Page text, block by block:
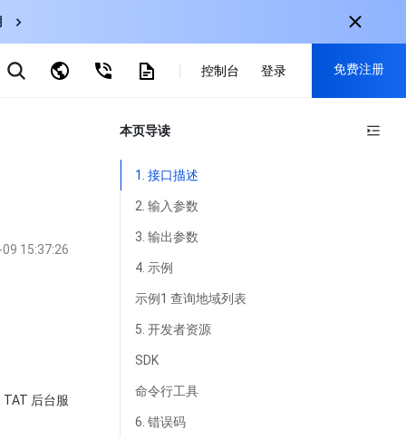
弹性伸缩
体中文-ZH
体中文
控制台 登录 免费注册
注册获取以下福利：
15:37:26
后台服
本页导读
1. 接口描述
2. 输入参数
3. 输出参数
4. 示例
示例1 查询地域列表
5. 开发者资源
SDK
命令行工具
6. 错误码